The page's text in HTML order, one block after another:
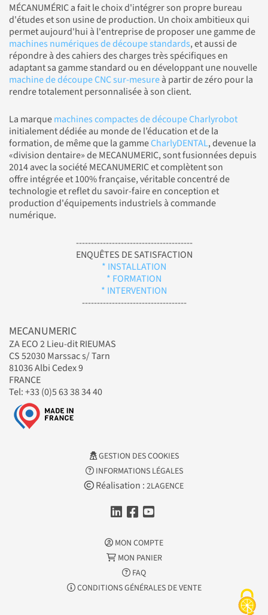
MÉCANUMÉRIC a fait le choix d'intégrer son propre bureau
d'études et son usine de production. Un choix ambitieux qui
permet aujourd'hui à l'entreprise de proposer une gamme de
machines numériques de découpe standards, et aussi de
répondre à des cahiers des charges très spécifiques en
adaptant sa gamme standard ou en développant une nouvelle
machine de découpe CNC sur-mesureà partir de zéro pour la
rendre totalement personnalisée à son client.
La marquemachines compactes de découpe Charlyrobot
initialement dédiée au monde de l’éducation et de la
formation, de même que la gammeCharlyDENTAL, devenue la
«division dentaire» de MECANUMERIC, sont fusionnées depuis
2014 avec la société MECANUMERIC et complètent son
offre intégrée et 100% française, véritable concentré de
technologie et reflet du savoir-faire en conception et
production d'équipements industriels à commande
numérique.
---------------------------------------
ENQUÊTES DE SATISFACTION
* INSTALLATION
* FORMATION
* INTERVENTION
-----------------------------------
MECANUMERIC
ZA ECO 2 Lieu-dit RIEUMAS
CS 52030 Marssac s/ Tarn
81036 Albi Cedex 9
FRANCE
Tel: +33 (0)5 63 38 34 40
GESTION DES COOKIES
INFORMATIONS LÉGALES
Réalisation : 2LAGENCE
MON COMPTE
MON PANIER
FAQ
CONDITIONS GÉNÉRALES DE VENTE